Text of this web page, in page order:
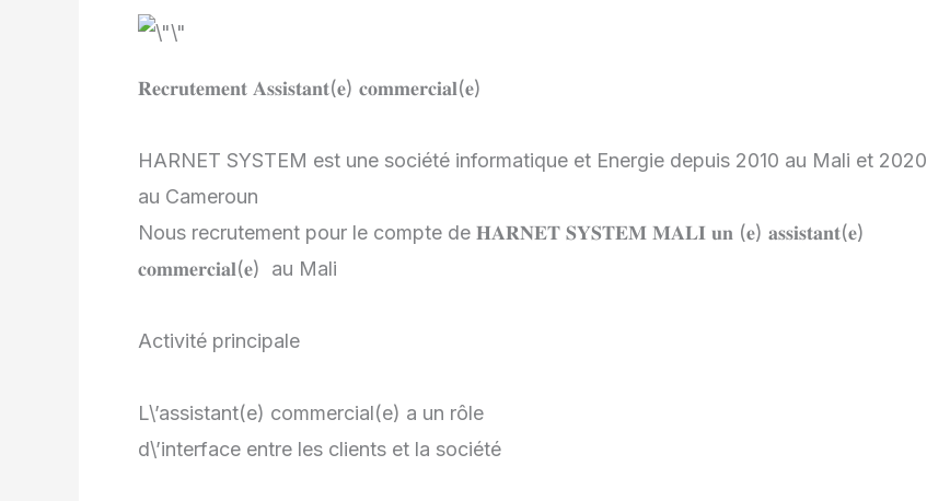
𝐑𝐞𝐜𝐫𝐮𝐭𝐞𝐦𝐞𝐧𝐭 𝐀𝐬𝐬𝐢𝐬𝐭𝐚𝐧𝐭(𝐞) 𝐜𝐨𝐦𝐦𝐞𝐫𝐜𝐢𝐚𝐥(𝐞)
HARNET SYSTEM est une société informatique et Energie depuis 2010 au Mali et 2020
au Cameroun
Nous recrutement pour le compte de 𝐇𝐀𝐑𝐍𝐄𝐓 𝐒𝐘𝐒𝐓𝐄𝐌 𝐌𝐀𝐋𝐈 𝐮𝐧 (𝐞) 𝐚𝐬𝐬𝐢𝐬𝐭𝐚𝐧𝐭(𝐞)
𝐜𝐨𝐦𝐦𝐞𝐫𝐜𝐢𝐚𝐥(𝐞) au Mali
Activité principale
L\’assistant(e) commercial(e) a un rôle
d\’interface entre les clients et la société